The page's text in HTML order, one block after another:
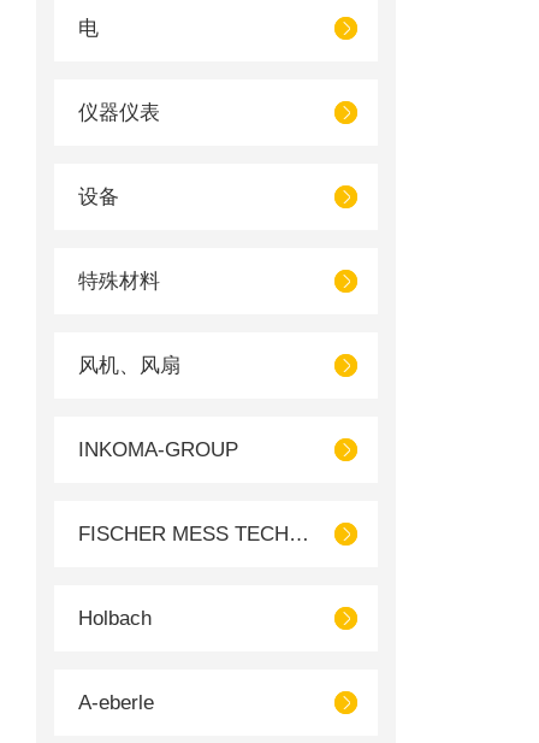
电
仪器仪表
设备
特殊材料
风机、风扇
INKOMA-GROUP
FISCHER MESS TECHNIK
Holbach
A-eberle